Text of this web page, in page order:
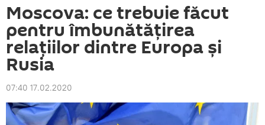
Moscova: ce trebuie făcut
pentru îmbunătățirea
relațiilor dintre Europa și
Rusia
07:40 17.02.2020